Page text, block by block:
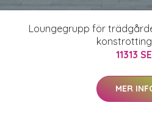
Loungegrupp för
11313
MER